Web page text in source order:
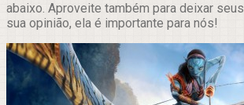
abaixo. Aproveite também para deixar seus
sua opinião, ela é importante para nós!